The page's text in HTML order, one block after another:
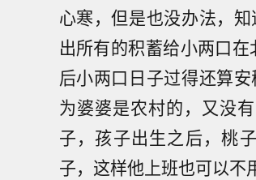
心寒，但是也没办法，
出所有的积蓄给小两口
后小两口日子过得还算
为婆婆是农村的，又没
子，孩子出生之后，桃
子，这样他上班也可以不